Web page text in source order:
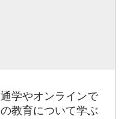
通学やオンラインで
の教育について学ぶ